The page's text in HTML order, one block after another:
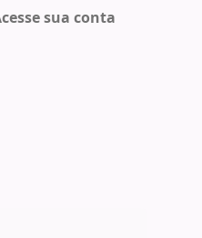
sua conta